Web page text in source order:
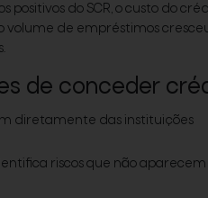
positivos do SCR, o custo do
volume de empréstimos
de conceder
diretamente das instituições
riscos que não